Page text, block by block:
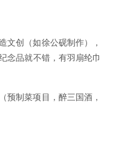
文创（如徐公砚制作），
念品就不错，有羽扇纶巾
预制菜项目，醉三国酒，